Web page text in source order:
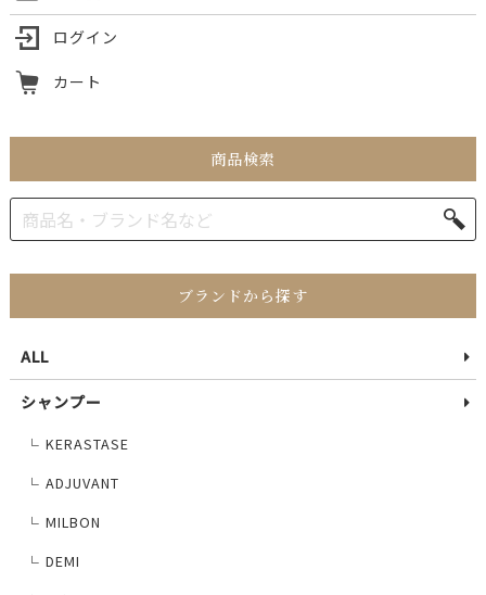
ログイン
カート
商品検索
ブランドから探す
ALL
シャンプー
└ KERASTASE
└ ADJUVANT
└ MILBON
└ DEMI